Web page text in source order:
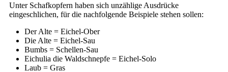
Unter Schafkopfern haben sich unzählige Ausdrücke
eingeschlichen, für die nachfolgende Beispiele stehen sollen:
Der Alte = Eichel-Ober
Die Alte = Eichel-Sau
Bumbs = Schellen-Sau
Eichulia die Waldschnepfe = Eichel-Solo
Laub = Gras